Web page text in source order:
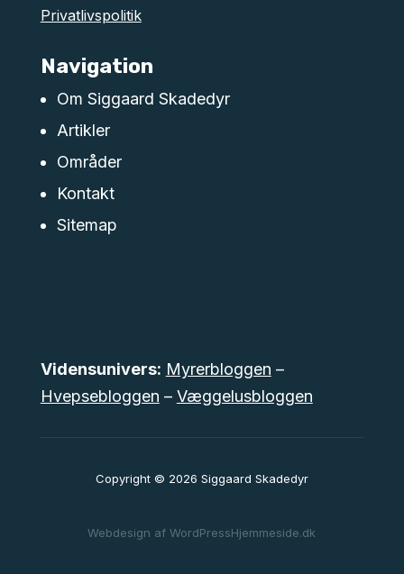
Privatlivspolitik
Navigation
Om Siggaard Skadedyr
Artikler
Områder
Kontakt
Sitemap
Vidensunivers: Myrerbloggen –
Hvepsebloggen – Væggelusbloggen
Copyright © 2026 Siggaard Skadedyr
Webdesign af WordPressHjemmeside.dk